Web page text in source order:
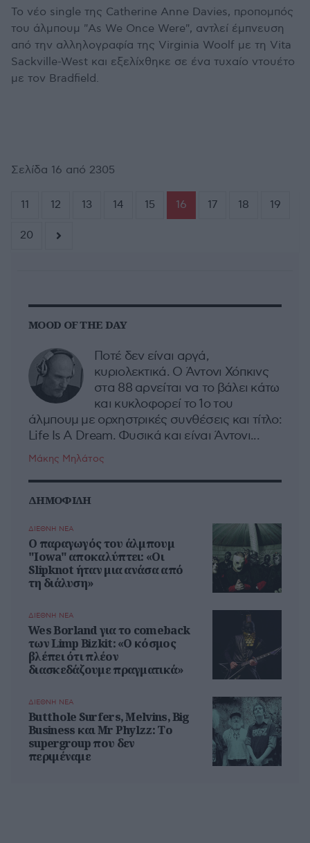
Το νέο single της Catherine Anne Davies, προπομπός
του άλμπουμ "As We Once Were", αντλεί έμπνευση
από την αλληλογραφία της Virginia Woolf με τη Vita
Sackville-West και εξελίχθηκε σε ένα τυχαίο ντουέτο
με τον Bradfield.
Σελίδα 16 από 2305
11 12 13 14 15 16 17 18 19
20
MOOD OF THE DAY
Ποτέ δεν είναι αργά,
κυριολεκτικά. Ο Άντονι Χόπκινς
στα 88 αρνείται να το βάλει κάτω
και κυκλοφορεί το 1ο του
άλμπουμ με ορχηστρικές συνθέσεις και τίτλο:
Life Is A Dream. Φυσικά και είναι Άντονι...
Μάκης Μηλάτος
ΔΗΜΟΦΙΛΗ
ΔΙΕΘΝΗ ΝΕΑ
Ο παραγωγός του άλμπουμ
"Iowa" αποκαλύπτει: «Οι
Slipknot ήταν μια ανάσα από
τη διάλυση»
ΔΙΕΘΝΗ ΝΕΑ
Wes Borland για το comeback
των Limp Bizkit: «Ο κόσμος
βλέπει ότι πλέον
διασκεδάζουμε πραγματικά»
ΔΙΕΘΝΗ ΝΕΑ
Butthole Surfers, Melvins, Big
Business και Mr Phylzz: Το
supergroup που δεν
περιμέναμε